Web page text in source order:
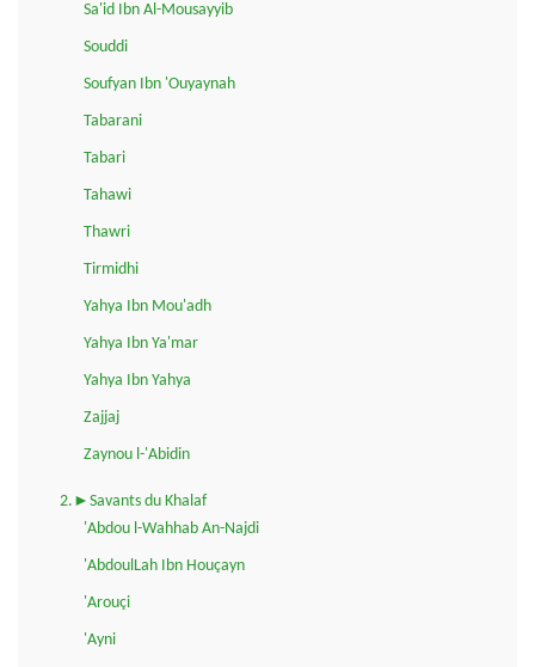
Sa'id Ibn Al-Mousayyib
Souddi
Soufyan Ibn 'Ouyaynah
Tabarani
Tabari
Tahawi
Thawri
Tirmidhi
Yahya Ibn Mou'adh
Yahya Ibn Ya'mar
Yahya Ibn Yahya
Zajjaj
Zaynou l-'Abidin
2.►Savants du Khalaf
'Abdou l-Wahhab An-Najdi
'AbdoulLah Ibn Houçayn
'Arouçi
'Ayni